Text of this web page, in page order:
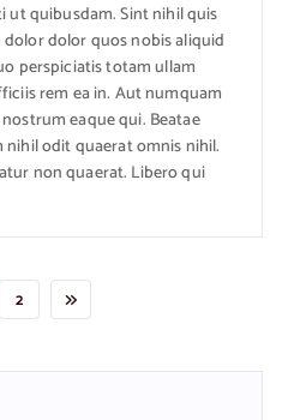
ut quibusdam. Sint nihil quis
dolor quos nobis aliquid
perspiciatis totam ullam
rem ea in. Aut numquam
eaque qui. Beatae
odit quaerat omnis nihil.
non quaerat. Libero qui
2